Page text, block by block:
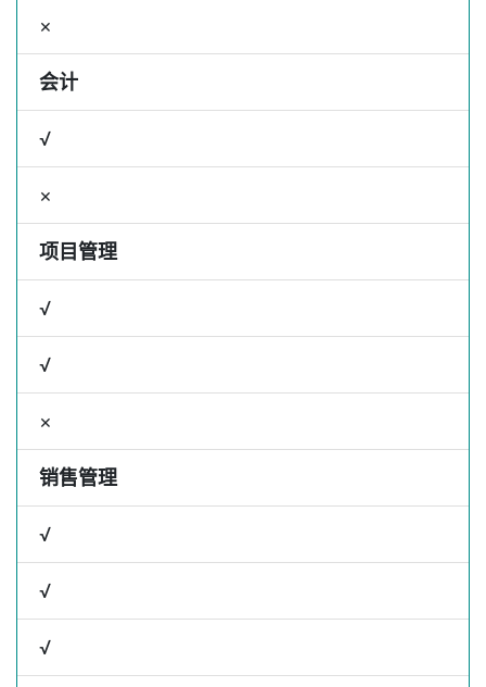
×
会计
√
×
项目管理
√
√
×
销售管理
√
√
√